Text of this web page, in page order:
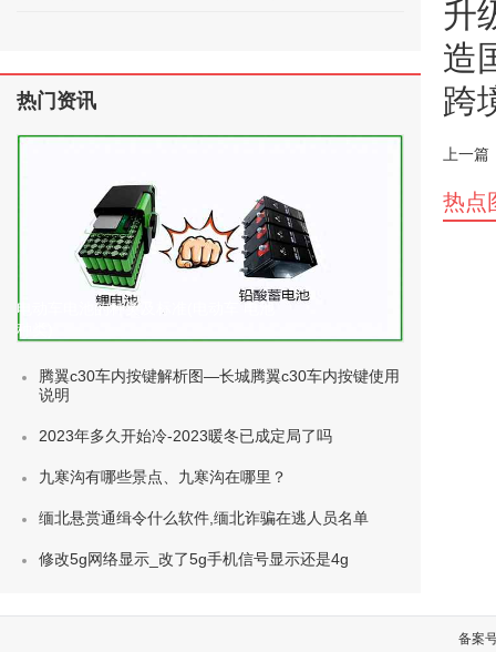
升
造
跨
上一篇
热门资讯
电动车电池的种类及标准(电动车 电池
种类)
腾翼c30车内按键解析图—长城腾翼c30车内按键使用
说明
2023年多久开始冷-2023暖冬已成定局了吗
九寒沟有哪些景点、九寒沟在哪里？
缅北悬赏通缉令什么软件,缅北诈骗在逃人员名单
修改5g网络显示_改了5g手机信号显示还是4g
热点
备案